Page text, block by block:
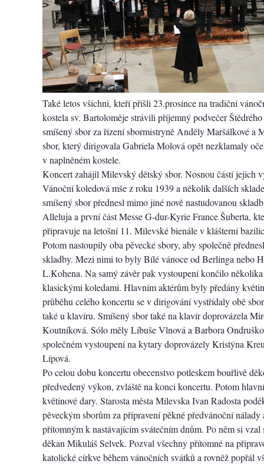
Také letos všichni, kteří přišli 23.prosince na tradiční
kostela sv. Bartoloměje strávili příjemný podvečer
smíšený sbor za řízení sbormistryně Anděly Maršálkové a
sbor, který dirigovala Gabriela Molová opět nezklamaly
v naplněném kostele.
Koncert zahájil Milevský dětský sbor. Nosnou částí jejich
Vánoční koledová mše z roku 1939 a několik dalších
smíšený sbor přednesl mimo jiné nově nastudovanou
Alleluja a první část Messe G-dur-Kyrie France Šuberta,
připravuje na letošní 11. Milevské bienále v klášterní
Potom nastoupily oba pěvecké sbory, aby společně
skladby. Mezi nimi to byly Bílé vánoce od Berlinga nebo
L.Kohena. Na samý závěr pak vystoupení končilo
klasickými koledami. Hlavním aktérům byly předány
průběhu celého koncertu se v dirigování vystřídaly obě
také u klavíru. Smíšený sbor také na klavír doprovázela
Koutníková. Sólo měly Libuše Vlnová a Barbora
společném vystoupení na kytary doprovázely Kristýna
Lípová.
Po celou dobu koncertu obecenstvo potleskem bouřlivě
předvedený výkon, zvláště na konci koncertu. Potom
květinové dary. Starosta města Milevska Ivan Radosta
pěveckým sborům za připravení pěkné předvánoční nálady
přítomným k nastávajícím svátečním dnům. Po něm si
děkan Mikuláš Selvek. Pozval všechny přítomné na
katolické církve během vánočních svátků a rovněž popřál